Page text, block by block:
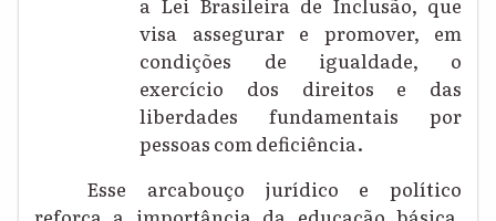
visa assegurar e promover, em
condições de igualdade, o
exercício dos direitos e das
liberdades fundamentais por
pessoas com deficiência.
Esse arcabouço jurídico e político